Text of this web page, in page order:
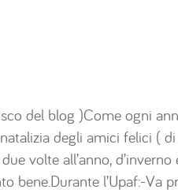
del blog )Come ogni
degli amici felici (
volte all’anno,
bene.Durante l’Upaf:-Va